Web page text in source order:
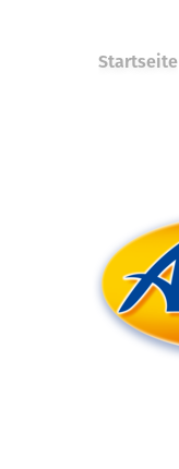
Startseite